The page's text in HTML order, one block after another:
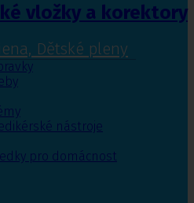
vložky a korektory
Dětské pleny
nástroje
pro domácnost